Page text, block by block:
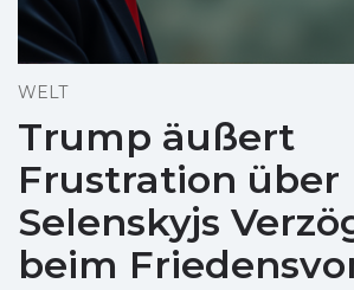
WELT
Trump äußert
Frustration über
Selenskyjs
beim